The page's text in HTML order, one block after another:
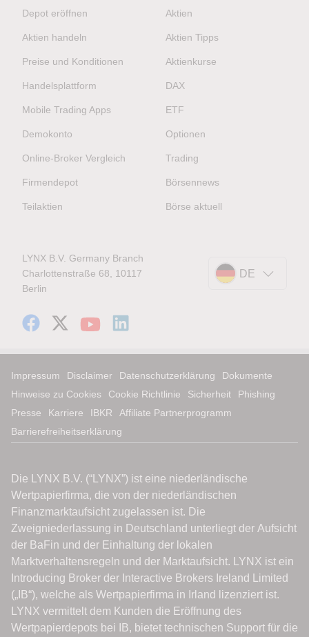
Depot eröffnen
Aktien handeln
Preise und Konditionen
Handelsplattform
Mobile Trading Apps
Demokonto
Online-Broker Vergleich
Firmendepot
Teilaktien
Aktien
Aktien Tipps
Aktienkurse
DAX
ETF
Optionen
Trading
Börsennews
Börse aktuell
LYNX B.V. Germany Branch
Charlottenstraße 68, 10117
Berlin
DE
Impressum Disclaimer Datenschutzerklärung
Dokumente
Hinweise zu Cookies
Cookie Richtlinie Sicherheit
Phishing
Presse
Karriere IBKR
Affiliate Partnerprogramm
Barrierefreiheitserklärung